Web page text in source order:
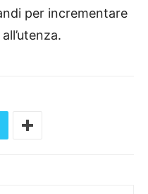
per incrementare